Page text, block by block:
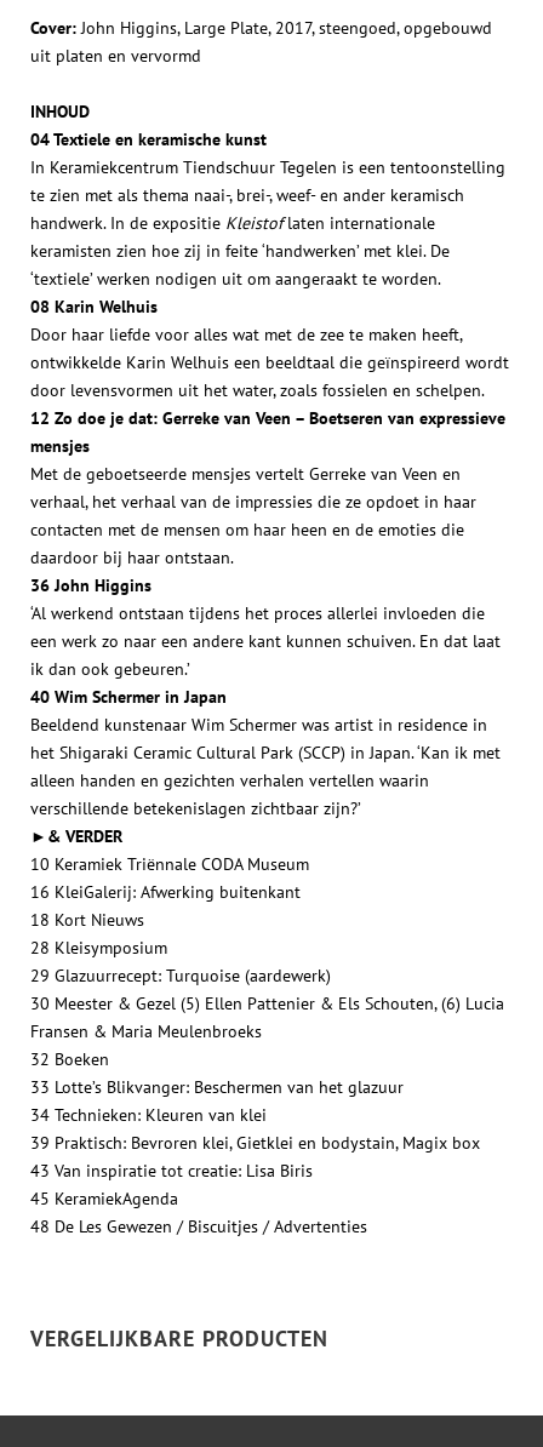
Cover: John Higgins, Large Plate, 2017, steengoed, opgebouwd
uit platen en vervormd
INHOUD
04 Textiele en keramische kunst
In Keramiekcentrum Tiendschuur Tegelen is een tentoonstelling
te zien met als thema naai-, brei-, weef- en ander keramisch
handwerk. In de expositie Kleistoflaten internationale
keramisten zien hoe zij in feite ‘handwerken’ met klei. De
‘textiele’ werken nodigen uit om aangeraakt te worden.
08 Karin Welhuis
Door haar liefde voor alles wat met de zee te maken heeft,
ontwikkelde Karin Welhuis een beeldtaal die geïnspireerd wordt
door levensvormen uit het water, zoals fossielen en schelpen.
12 Zo doe je dat: Gerreke van Veen – Boetseren van expressieve
mensjes
Met de geboetseerde mensjes vertelt Gerreke van Veen en
verhaal, het verhaal van de impressies die ze opdoet in haar
contacten met de mensen om haar heen en de emoties die
daardoor bij haar ontstaan.
36 John Higgins
‘Al werkend ontstaan tijdens het proces allerlei invloeden die
een werk zo naar een andere kant kunnen schuiven. En dat laat
ik dan ook gebeuren.’
40 Wim Schermer in Japan
Beeldend kunstenaar Wim Schermer was artist in residence in
het Shigaraki Ceramic Cultural Park (SCCP) in Japan. ‘Kan ik met
alleen handen en gezichten verhalen vertellen waarin
verschillende betekenislagen zichtbaar zijn?’
►& VERDER
10 Keramiek Triënnale CODA Museum
16 KleiGalerij: Afwerking buitenkant
18 Kort Nieuws
28 Kleisymposium
29 Glazuurrecept: Turquoise (aardewerk)
30 Meester & Gezel (5) Ellen Pattenier & Els Schouten, (6) Lucia
Fransen & Maria Meulenbroeks
32 Boeken
33 Lotte’s Blikvanger: Beschermen van het glazuur
34 Technieken: Kleuren van klei
39 Praktisch: Bevroren klei, Gietklei en bodystain, Magix box
43 Van inspiratie tot creatie: Lisa Biris
45 KeramiekAgenda
48 De Les Gewezen / Biscuitjes / Advertenties
VERGELIJKBARE PRODUCTEN